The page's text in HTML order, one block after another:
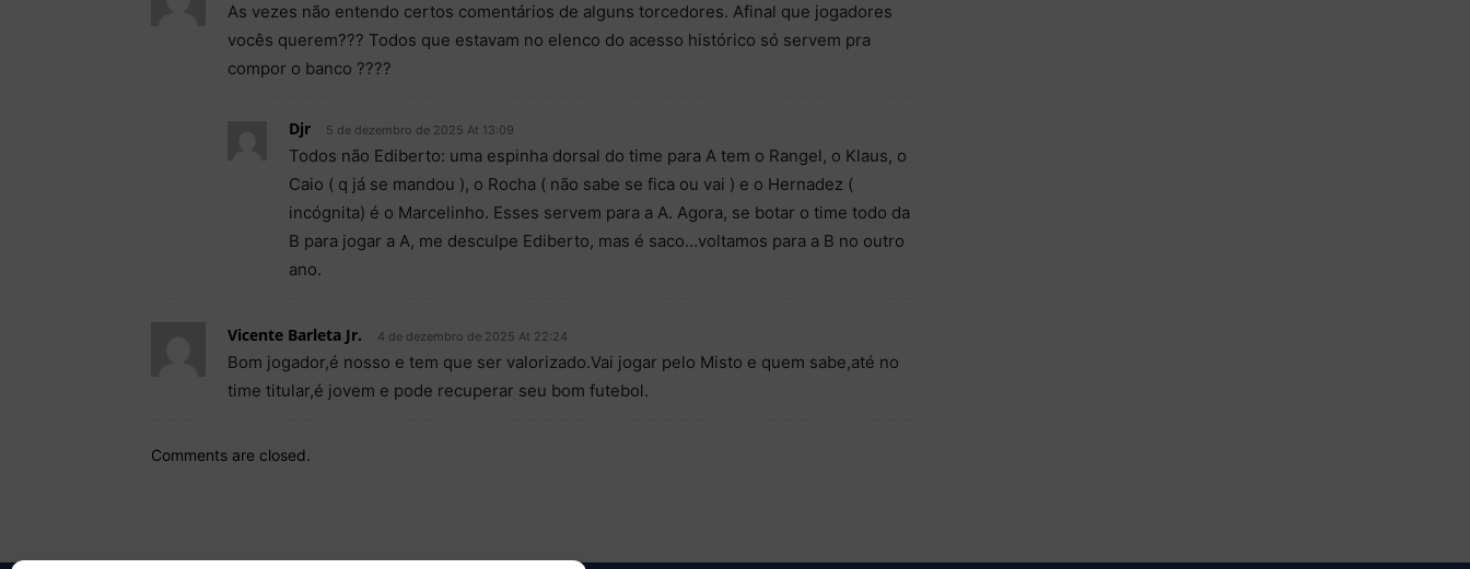
As vezes não entendo certos comentários de alguns torcedores. Afinal que jogadores
vocês querem??? Todos que estavam no elenco do acesso histórico só servem pra
compor o banco ????
Djr 5 de dezembro de 2025 At 13:09
Todos não Ediberto: uma espinha dorsal do time para A tem o Rangel, o Klaus, o
Caio ( q já se mandou ), o Rocha ( não sabe se fica ou vai ) e o Hernadez (
incógnita) é o Marcelinho. Esses servem para a A. Agora, se botar o time todo da
B para jogar a A, me desculpe Ediberto, mas é saco…voltamos para a B no outro
ano.
Vicente Barleta Jr. 4 de dezembro de 2025 At 22:24
Bom jogador,é nosso e tem que ser valorizado.Vai jogar pelo Misto e quem sabe,até no
time titular,é jovem e pode recuperar seu bom futebol.
Comments are closed.